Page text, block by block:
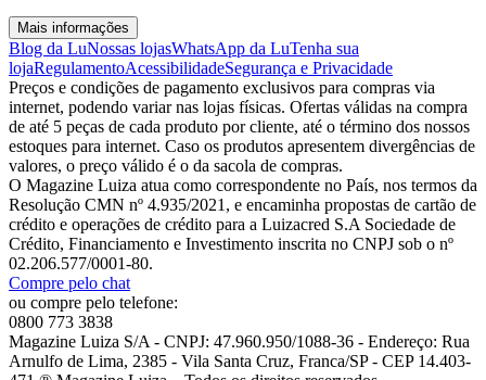
Mais informações
Blog da LuNossas lojasWhatsApp da LuTenha sua
lojaRegulamentoAcessibilidadeSegurança e Privacidade
Preços e condições de pagamento exclusivos para compras via
internet, podendo variar nas lojas físicas. Ofertas válidas na compra
de até 5 peças de cada produto por cliente, até o término dos nossos
estoques para internet. Caso os produtos apresentem divergências de
valores, o preço válido é o da sacola de compras.
O Magazine Luiza atua como correspondente no País, nos termos da
Resolução CMN nº 4.935/2021, e encaminha propostas de cartão de
crédito e operações de crédito para a Luizacred S.A Sociedade de
Crédito, Financiamento e Investimento inscrita no CNPJ sob o nº
02.206.577/0001-80.
Compre pelo chat
ou compre pelo telefone:
0800 773 3838
Magazine Luiza S/A - CNPJ: 47.960.950/1088-36 - Endereço: Rua
Arnulfo de Lima, 2385 - Vila Santa Cruz, Franca/SP - CEP 14.403-